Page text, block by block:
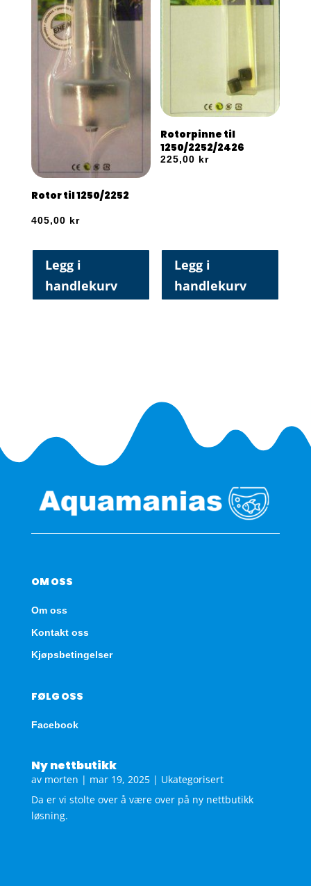
Rotor til 1250/2252
405,00 kr
Legg i
handlekurv
Rotorpinne til
1250/2252/2426
225,00 kr
Legg i
handlekurv
OM OSS
Om oss
Kontakt oss
Kjøpsbetingelser
FØLG OSS
Facebook
Ny nettbutikk
av morten | mar 19, 2025| Ukategorisert
Da er vi stolte over å være over på ny nettbutikk
løsning.